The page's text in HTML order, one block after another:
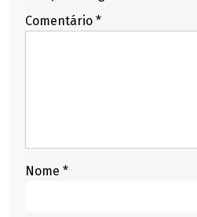
Comentário *
Nome *